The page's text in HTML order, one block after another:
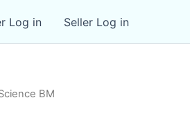
Log in Seller Log in
BM